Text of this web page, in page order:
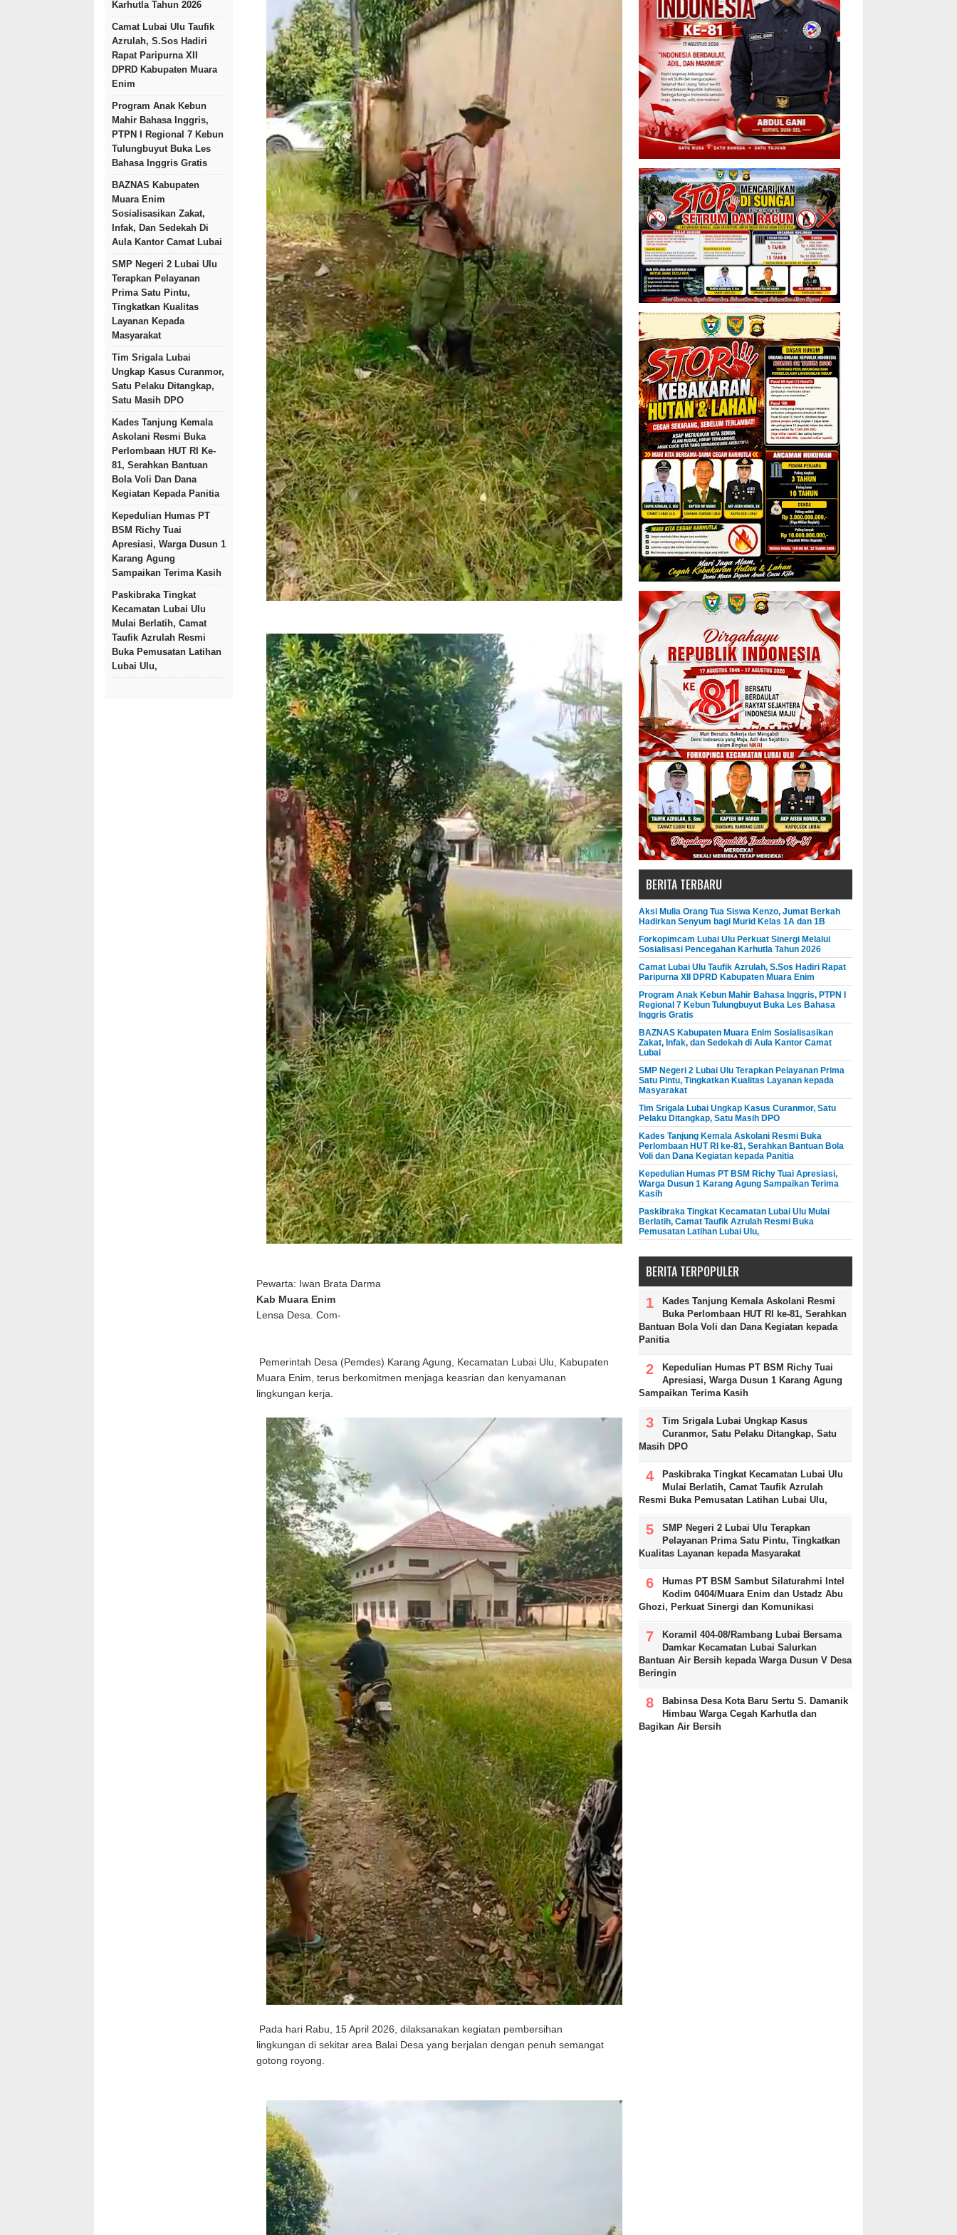
Karhutla Tahun 2026
Camat Lubai Ulu Taufik
Azrulah, S.Sos Hadiri
Rapat Paripurna XII
DPRD Kabupaten Muara
Enim
Program Anak Kebun
Mahir Bahasa Inggris,
PTPN I Regional 7 Kebun
Tulungbuyut Buka Les
Bahasa Inggris Gratis
BAZNAS Kabupaten
Muara Enim
Sosialisasikan Zakat,
Infak, Dan Sedekah Di
Aula Kantor Camat Lubai
SMP Negeri 2 Lubai Ulu
Terapkan Pelayanan
Prima Satu Pintu,
Tingkatkan Kualitas
Layanan Kepada
Masyarakat
Tim Srigala Lubai
Ungkap Kasus Curanmor,
Satu Pelaku Ditangkap,
Satu Masih DPO
Kades Tanjung Kemala
Askolani Resmi Buka
Perlombaan HUT RI Ke-
81, Serahkan Bantuan
Bola Voli Dan Dana
Kegiatan Kepada Panitia
Kepedulian Humas PT
BSM Richy Tuai
Apresiasi, Warga Dusun 1
Karang Agung
Sampaikan Terima Kasih
Paskibraka Tingkat
Kecamatan Lubai Ulu
Mulai Berlatih, Camat
Taufik Azrulah Resmi
Buka Pemusatan Latihan
Lubai Ulu,
Pewarta: Iwan Brata Darma
Kab Muara Enim
Lensa Desa. Com-
Pemerintah Desa (Pemdes) Karang Agung, Kecamatan Lubai Ulu, Kabupaten
Muara Enim, terus berkomitmen menjaga keasrian dan kenyamanan
lingkungan kerja.
Pada hari Rabu, 15 April 2026, dilaksanakan kegiatan pembersihan
lingkungan di sekitar area Balai Desa yang berjalan dengan penuh semangat
gotong royong.
BERITA TERBARU
Aksi Mulia Orang Tua Siswa Kenzo, Jumat Berkah
Hadirkan Senyum bagi Murid Kelas 1A dan 1B
Forkopimcam Lubai Ulu Perkuat Sinergi Melalui
Sosialisasi Pencegahan Karhutla Tahun 2026
Camat Lubai Ulu Taufik Azrulah, S.Sos Hadiri Rapat
Paripurna XII DPRD Kabupaten Muara Enim
Program Anak Kebun Mahir Bahasa Inggris, PTPN I
Regional 7 Kebun Tulungbuyut Buka Les Bahasa
Inggris Gratis
BAZNAS Kabupaten Muara Enim Sosialisasikan
Zakat, Infak, dan Sedekah di Aula Kantor Camat
Lubai
SMP Negeri 2 Lubai Ulu Terapkan Pelayanan Prima
Satu Pintu, Tingkatkan Kualitas Layanan kepada
Masyarakat
Tim Srigala Lubai Ungkap Kasus Curanmor, Satu
Pelaku Ditangkap, Satu Masih DPO
Kades Tanjung Kemala Askolani Resmi Buka
Perlombaan HUT RI ke-81, Serahkan Bantuan Bola
Voli dan Dana Kegiatan kepada Panitia
Kepedulian Humas PT BSM Richy Tuai Apresiasi,
Warga Dusun 1 Karang Agung Sampaikan Terima
Kasih
Paskibraka Tingkat Kecamatan Lubai Ulu Mulai
Berlatih, Camat Taufik Azrulah Resmi Buka
Pemusatan Latihan Lubai Ulu,
BERITA TERPOPULER
Kades Tanjung Kemala Askolani Resmi
Buka Perlombaan HUT RI ke-81, Serahkan
Bantuan Bola Voli dan Dana Kegiatan kepada
Panitia
Kepedulian Humas PT BSM Richy Tuai
Apresiasi, Warga Dusun 1 Karang Agung
Sampaikan Terima Kasih
Tim Srigala Lubai Ungkap Kasus
Curanmor, Satu Pelaku Ditangkap, Satu
Masih DPO
Paskibraka Tingkat Kecamatan Lubai Ulu
Mulai Berlatih, Camat Taufik Azrulah
Resmi Buka Pemusatan Latihan Lubai Ulu,
SMP Negeri 2 Lubai Ulu Terapkan
Pelayanan Prima Satu Pintu, Tingkatkan
Kualitas Layanan kepada Masyarakat
Humas PT BSM Sambut Silaturahmi Intel
Kodim 0404/Muara Enim dan Ustadz Abu
Ghozi, Perkuat Sinergi dan Komunikasi
Koramil 404-08/Rambang Lubai Bersama
Damkar Kecamatan Lubai Salurkan
Bantuan Air Bersih kepada Warga Dusun V Desa
Beringin
Babinsa Desa Kota Baru Sertu S. Damanik
Himbau Warga Cegah Karhutla dan
Bagikan Air Bersih